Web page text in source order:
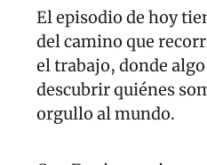
El episodio de hoy
del camino que
el trabajo, donde
descubrir quiénes
orgullo al mundo.